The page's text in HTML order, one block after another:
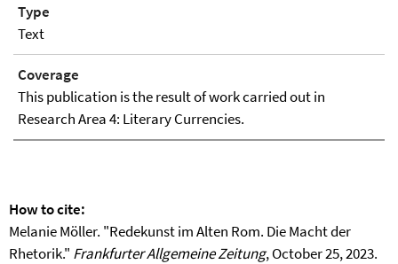
Type
Text
Coverage
This publication is the result of work carried out in
Research Area 4: Literary Currencies.
How to cite:
Melanie Möller. "Redekunst im Alten Rom. Die Macht der
Rhetorik." Frankfurter Allgemeine Zeitung, October 25, 2023.